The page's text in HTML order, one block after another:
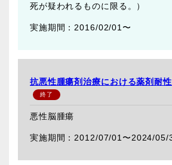
死が疑われるものに限る。）
2016/02/01〜
抗悪性腫瘍剤治療における薬剤耐
悪性脳腫瘍
2012/07/01〜2024/05/